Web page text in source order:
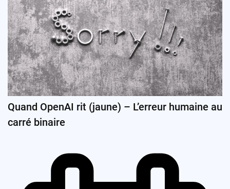
Quand OpenAI rit (jaune) – L’erreur humaine au
carré binaire